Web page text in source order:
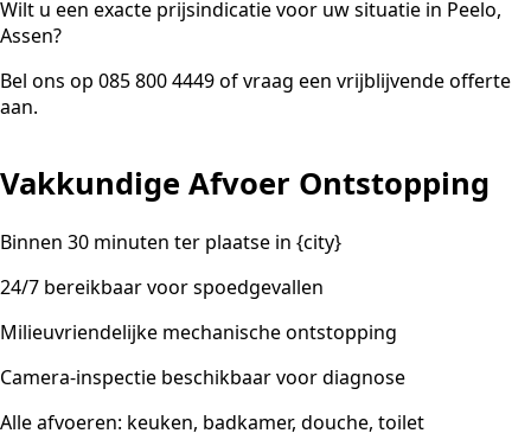
Wilt u een exacte prijsindicatie voor uw situatie in Peelo,
Assen?
Bel ons op 085 800 4449 of vraag een vrijblijvende offerte
aan.
Vakkundige Afvoer Ontstopping
Binnen 30 minuten ter plaatse in {city}
24/7 bereikbaar voor spoedgevallen
Milieuvriendelijke mechanische ontstopping
Camera-inspectie beschikbaar voor diagnose
Alle afvoeren: keuken, badkamer, douche, toilet